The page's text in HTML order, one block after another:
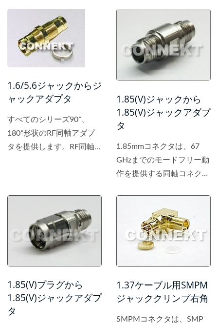
1.6/5.6ジャックからジ
ャックアダプタ
すべてのシリーズ90˚、
180˚形状のRF同軸アダプ
タを提供します。RF同軸
1.85(V)ジャックから
1.85(V)ジャックアダプ
タ
1.85mmコネクタは、67
GHzまでのモードフリー動
作を提供する同軸コネクタ
1.85(V)プラグから
1.85(V)ジャックアダプ
タ
1.37ケーブル用SMPM
ジャッククリンプ右角
SMPMコネクタは、SMP